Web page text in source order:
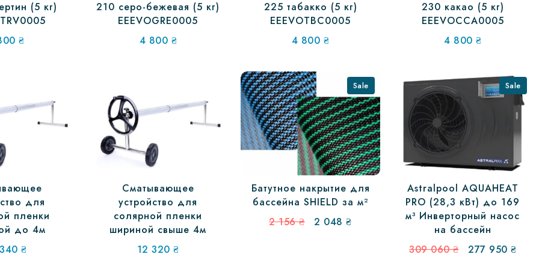
(5 кг)
₴
210 серо-бежевая (5 кг)
EEEVOGRE0005
4 800 ₴
225 табакко (5 кг)
EEEVOTBC0005
4 800 ₴
230 какао (5 кг)
EEEVOCCA0005
4 800₴
для
пленки
до 4м
₴
Сматывающее
устройство для
солярной пленки
шириной свыше 4м
12 320₴
Sale
Батутное накрытие для
бассейна SHIELD за м²
2 156₴
Первоначальная
2 048₴Текущая
Sale
Astralpool AQUAHEAT
PRO (28,3 кВт) до 169
м³ Инверторный насос
на бассейн
309 060₴ 277 950₴